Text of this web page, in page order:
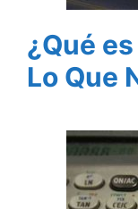
¿Qué
Lo Que